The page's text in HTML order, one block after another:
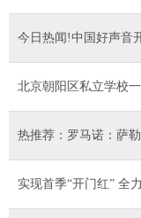
今日热闻!中国好声音
北京朝阳区私立学校
热推荐：罗马诺：萨
实现首季“开门红” 全